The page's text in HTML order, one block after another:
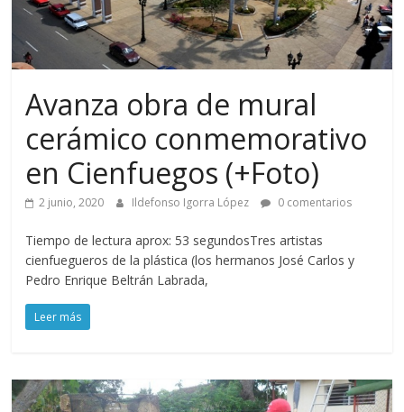
Avanza obra de mural
cerámico conmemorativo
en Cienfuegos (+Foto)
2 junio, 2020 Ildefonso Igorra López 0 comentarios
Tiempo de lectura aprox: 53 segundosTres artistas
cienfuegueros de la plástica (los hermanos José Carlos y
Pedro Enrique Beltrán Labrada,
Leer más